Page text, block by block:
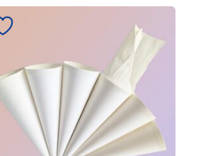
Varianten
Optionen
können
auf
der
Produktseite